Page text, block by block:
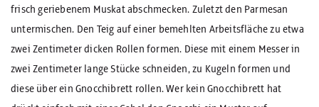
frisch geriebenem Muskat abschmecken. Zuletzt den Parmesan
untermischen. Den Teig auf einer bemehlten Arbeitsfläche zu etwa
zwei Zentimeter dicken Rollen formen. Diese mit einem Messer in
zwei Zentimeter lange Stücke schneiden, zu Kugeln formen und
diese über ein Gnocchibrett rollen. Wer kein Gnocchibrett hat